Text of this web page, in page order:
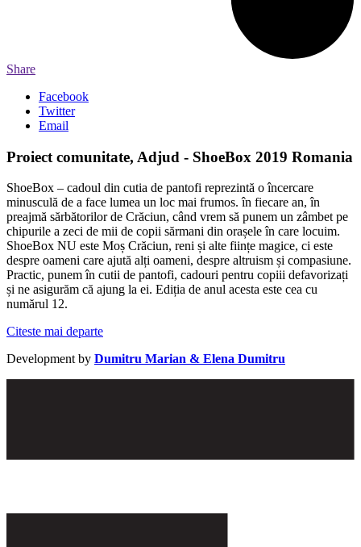
Share
Facebook
Twitter
Email
Proiect comunitate, Adjud - ShoeBox 2019 Romania
ShoeBox – cadoul din cutia de pantofi reprezintă o încercare
minusculă de a face lumea un loc mai frumos. în fiecare an, în
preajmă sărbătorilor de Crăciun, când vrem să punem un zâmbet pe
chipurile a zeci de mii de copii sărmani din orașele în care locuim.
ShoeBox NU este Moș Crăciun, reni și alte ființe magice, ci este
despre oameni care ajută alți oameni, despre altruism și compasiune.
Practic, punem în cutii de pantofi, cadouri pentru copiii defavorizați
și ne asigurăm că ajung la ei. Ediția de anul acesta este cea cu
numărul 12.
Citeste mai departe
Development by Dumitru Marian & Elena Dumitru